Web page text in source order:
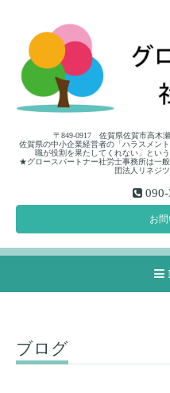
〒849-0917 佐賀県佐賀市高木
佐賀県の中小企業経営者の「ハラスメン
職が役割を果たしてくれない」とい
★グロースパートナー社労士事務所は一
団法人リネジ
お
ブログ